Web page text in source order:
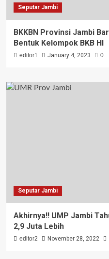
Seputar Jambi
BKKBN Provinsi Jambi
Bentuk Kelompok BKB HI
editor1 January 4, 2023 0
Seputar Jambi
Akhirnya!! UMP Jambi
2,9 Juta Lebih
editor2 November 28, 2022